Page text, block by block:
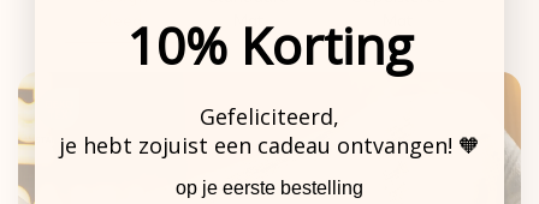
De sterke basis.
10% Korting
Gefeliciteerd,
je hebt zojuist een cadeau ontvangen! 🧡
op je eerste bestelling